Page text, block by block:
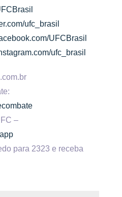
ufc_brasil
UFCBrasil
ufc_brasil
–
para 2323 e receba